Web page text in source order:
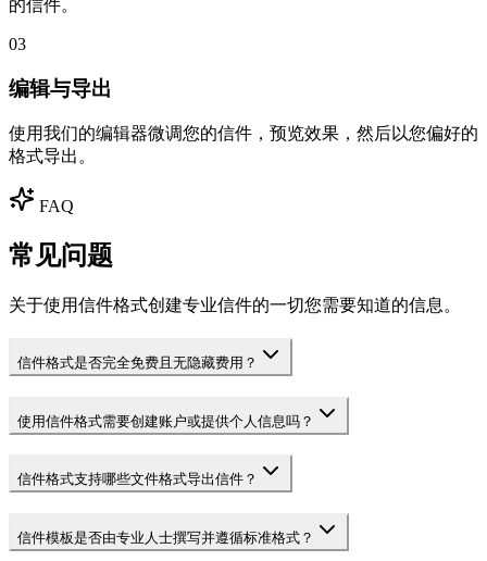
的信件。
03
编辑与导出
使用我们的编辑器微调您的信件，预览效果，然后以您偏好的
格式导出。
FAQ
常见问题
关于使用信件格式创建专业信件的一切您需要知道的信息。
信件格式是否完全免费且无隐藏费用？
使用信件格式需要创建账户或提供个人信息吗？
信件格式支持哪些文件格式导出信件？
信件模板是否由专业人士撰写并遵循标准格式？